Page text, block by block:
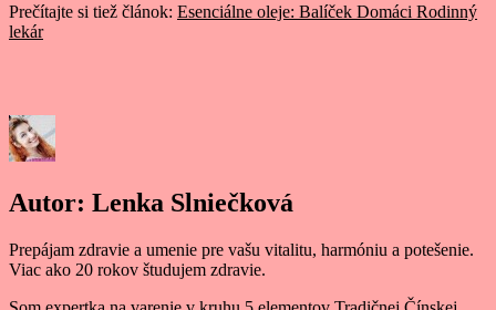
Prečítajte si tiež článok: Esenciálne oleje: Balíček Domáci Rodinný
lekár
Autor: Lenka Slniečková
Prepájam zdravie a umenie pre vašu vitalitu, harmóniu a potešenie.
Viac ako 20 rokov študujem zdravie.